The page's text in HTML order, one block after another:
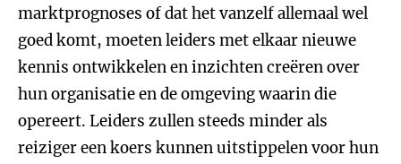
marktprognoses of dat het vanzelf allemaal wel
goed komt, moeten leiders met elkaar nieuwe
kennis ontwikkelen en inzichten creëren over
hun organisatie en de omgeving waarin die
opereert. Leiders zullen steeds minder als
reiziger een koers kunnen uitstippelen voor hun